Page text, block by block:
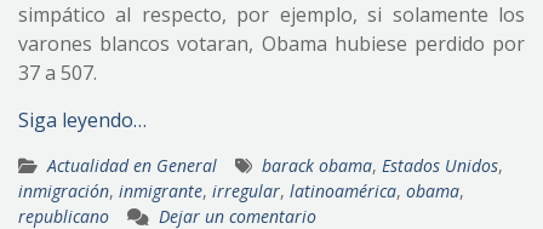
simpático al respecto, por ejemplo, si solamente los
varones blancos votaran, Obama hubiese perdido por
37 a 507.
Siga leyendo…
Actualidad en General barack obama, Estados Unidos,
inmigración, inmigrante, irregular, latinoamérica, obama,
republicano
Dejar un comentario